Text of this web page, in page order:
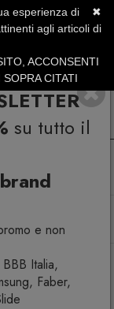
su tutto il
e non
Italia,
Faber,
✖
esperienza di
agli articoli di
ACCONSENTI
CITATI